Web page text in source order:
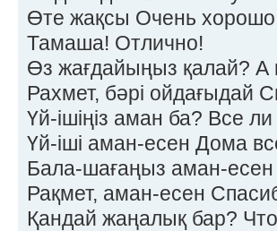
Өте жақсы Очень хорошо
Тамаша! Отлично!
Өз жағдайыңыз қалай? А
Рахмет, бәрі ойдағыдай
Үй-ішіңіз аман ба? Все
Үй-іші аман-есен Дома
Бала-шағаңыз аман-
Рақмет, аман-есен
Қандай жаңалық бар?